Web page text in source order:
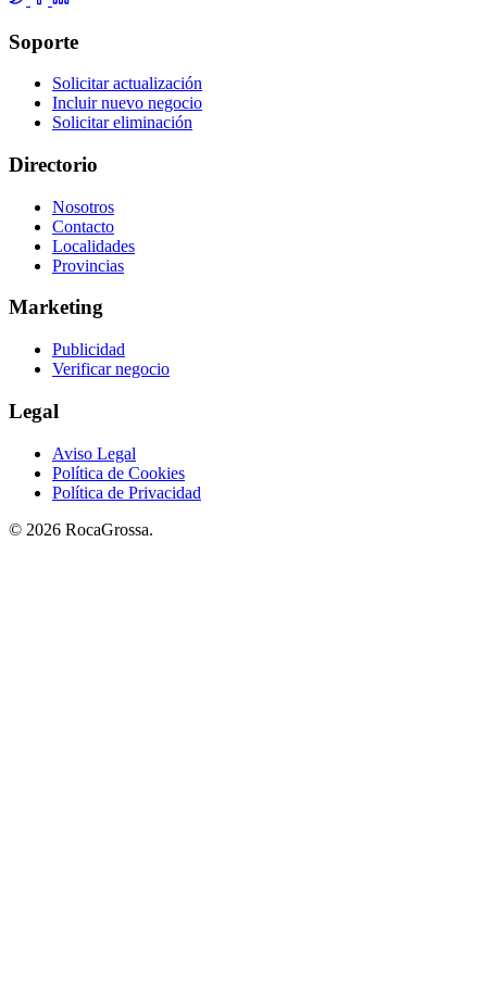
Soporte
Solicitar actualización
Incluir nuevo negocio
Solicitar eliminación
Directorio
Nosotros
Contacto
Localidades
Provincias
Marketing
Publicidad
Verificar negocio
Legal
Aviso Legal
Política de Cookies
Política de Privacidad
© 2026 RocaGrossa.